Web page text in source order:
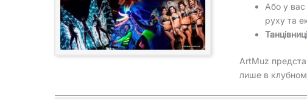
Або у вас
руху та
ArtMuz
лише в